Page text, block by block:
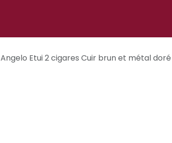
Angelo Etui 2 cigares Cuir brun et métal doré